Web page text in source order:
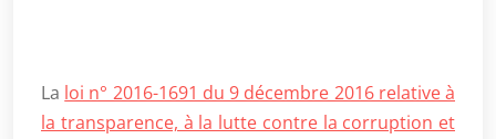
La loi n° 2016-1691 du 9 décembre 2016 relative à
la transparence, à la lutte contre la corruption et